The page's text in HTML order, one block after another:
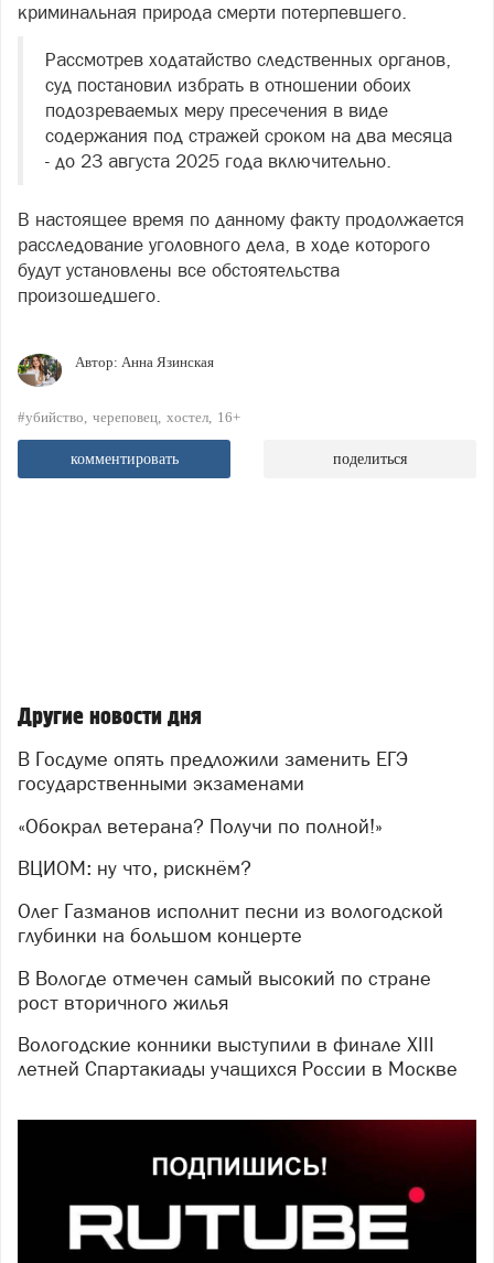
криминальная природа смерти потерпевшего.
Рассмотрев ходатайство следственных органов,
суд постановил избрать в отношении обоих
подозреваемых меру пресечения в виде
содержания под стражей сроком на два месяца
- до 23 августа 2025 года включительно.
В настоящее время по данному факту продолжается
расследование уголовного дела, в ходе которого
будут установлены все обстоятельства
произошедшего.
Автор: Анна Язинская
#убийство череповец хостел 16+
комментировать поделиться
Другие новости дня
В Госдуме опять предложили заменить ЕГЭ
государственными экзаменами
«Обокрал ветерана? Получи по полной!»
ВЦИОМ: ну что, рискнём?
Олег Газманов исполнит песни из вологодской
глубинки на большом концерте
В Вологде отмечен самый высокий по стране
рост вторичного жилья
Вологодские конники выступили в финале XIII
летней Спартакиады учащихся России в Москве